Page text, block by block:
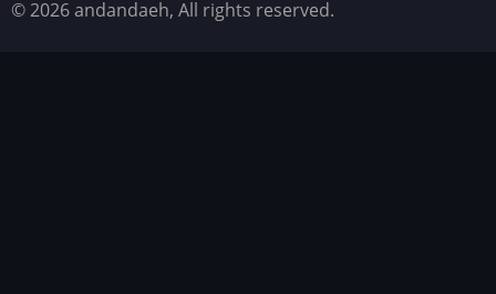
© 2026 andandaeh, All rights reserved.